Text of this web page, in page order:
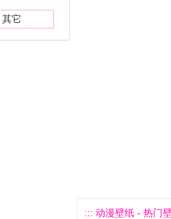
其它
::: 动漫壁纸 - 热门